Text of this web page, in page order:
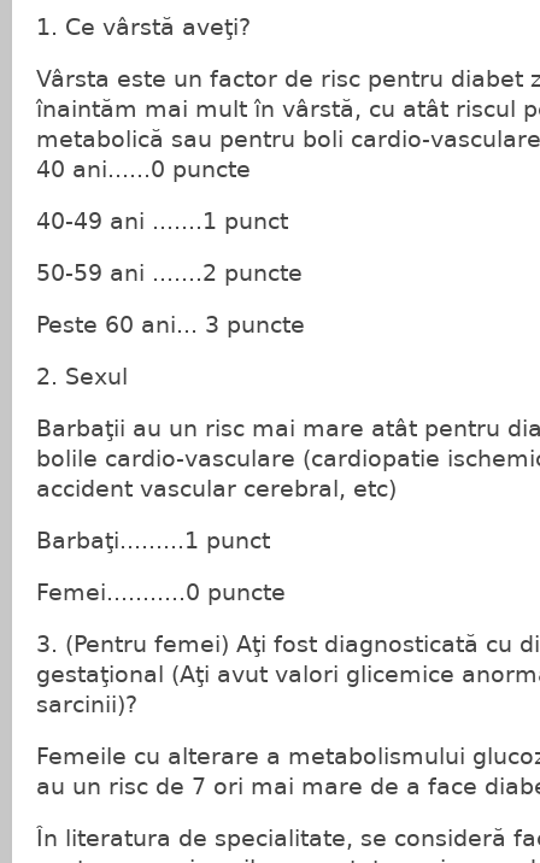
1. Ce vârstă aveţi?
Vârsta este un factor de risc pentru diabet
înaintăm mai mult în vârstă, cu atât riscul
metabolică sau pentru boli cardio-
40 ani......0 puncte
40-49 ani .......1 punct
50-59 ani .......2 puncte
Peste 60 ani... 3 puncte
2. Sexul
Barbaţii au un risc mai mare atât pentru
bolile cardio-vasculare (cardiopatie
accident vascular cerebral, etc)
Barbaţi.........1 punct
Femei...........0 puncte
3. (Pentru femei) Aţi fost diagnosticată cu
gestaţional (Aţi avut valori glicemice
sarcinii)?
Femeile cu alterare a metabolismului
au un risc de 7 ori mai mare de a face
În literatura de specialitate, se consideră